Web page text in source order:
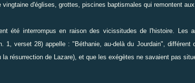
d'églises, grottes, piscines baptismales qui remontent
été interrompus en raison des vicissitudes de l'histoire.
Les
1, verset 28) appelle : "Béthanie, au-delà du Jourdain",
la résurrection de Lazare), et que les exégètes ne savaient pas